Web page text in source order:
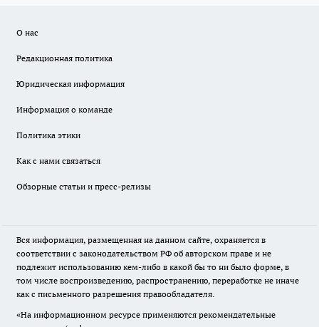
О нас
Редакционная политика
Юридическая информация
Информация о команде
Политика этики
Как с нами связаться
Обзорные статьи и пресс-релизы
Вся информация, размещенная на данном сайте, охраняется в
соответствии с законодательством РФ об авторском праве и не
подлежит использованию кем-либо в какой бы то ни было форме, в
том числе воспроизведению, распространению, переработке не иначе
как с письменного разрешения правообладателя.
«На информационном ресурсе применяются рекомендательные